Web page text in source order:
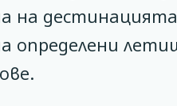
на
определени